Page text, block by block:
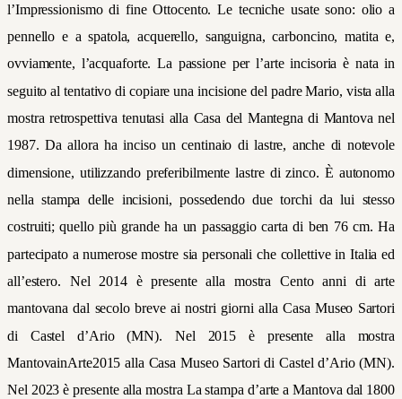
l’Impressionismo di fine Ottocento. Le tecniche usate sono: olio a
pennello e a spatola, acquerello, sanguigna, carboncino, matita e,
ovviamente, l’acquaforte. La passione per l’arte incisoria è nata in
seguito al tentativo di copiare una incisione del padre Mario, vista alla
mostra retrospettiva tenutasi alla Casa del Mantegna di Mantova nel
1987. Da allora ha inciso un centinaio di lastre, anche di notevole
dimensione, utilizzando preferibilmente lastre di zinco. È autonomo
nella stampa delle incisioni, possedendo due torchi da lui stesso
costruiti; quello più grande ha un passaggio carta di ben 76 cm. Ha
partecipato a numerose mostre sia personali che collettive in Italia ed
all’estero. Nel 2014 è presente alla mostra Cento anni di arte
mantovana dal secolo breve ai nostri giorni alla Casa Museo Sartori
di Castel d’Ario (MN). Nel 2015 è presente alla mostra
MantovainArte2015 alla Casa Museo Sartori di Castel d’Ario (MN).
Nel 2023 è presente alla mostra La stampa d’arte a Mantova dal 1800